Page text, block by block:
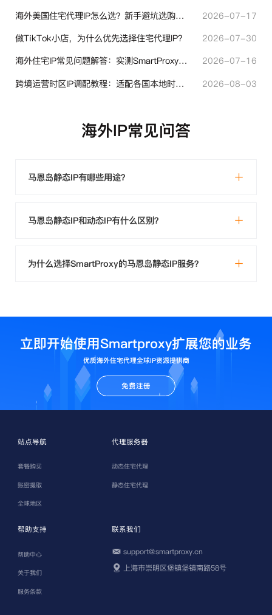
海外美国住宅代理IP怎么选？新手避坑选购指南
2026-07-17
做TikTok小店，为什么优先选择住宅代理IP？
2026-07-30
海外住宅IP常见问题解答：实测SmartProxy使用经验分享
2026-07-16
跨境运营时区IP调配教程：适配各国本地时区设置方法
2026-08-03
海外IP常见问答
马恩岛静态IP有哪些用途？
马恩岛静态IP和动态IP有什么区别？
为什么选择SmartProxy的马恩岛静态IP服务？
立即开始使用Smartproxy扩展您的业务
优质海外住宅代理全球IP资源提供商
免费注册
站点导航
套餐购买
账密提取
全球地区
代理服务器
动态住宅代理
静态住宅代理
帮助支持
帮助中心
关于我们
服务条款
联系我们
support@smartproxy.cn
上海市崇明区堡镇堡镇南路58号